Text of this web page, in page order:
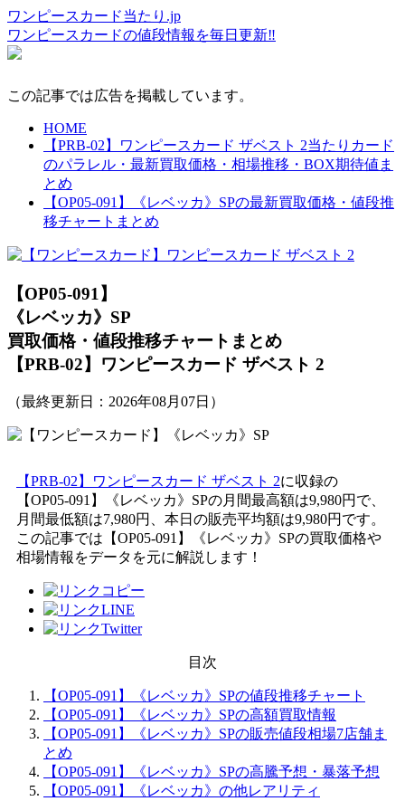
ワンピースカード当たり.jp
ワンピースカードの値段情報を毎日更新‼
この記事では広告を掲載しています。
HOME
【PRB-02】ワンピースカード ザベスト 2当たりカード
のパラレル・最新買取価格・相場推移・BOX期待値ま
とめ
【OP05-091】《レベッカ》SPの最新買取価格・値段推
移チャートまとめ
【OP05-091】
《レベッカ》SP
買取価格・値段推移チャートまとめ
【PRB-02】ワンピースカード ザベスト 2
（最終更新日： 2026年08月07日 ）
【PRB-02】ワンピースカード ザベスト 2に収録の
【OP05-091】《レベッカ》SPの月間最高額は9,980円で、
月間最低額は7,980円、本日の販売平均額は9,980円です。
この記事では【OP05-091】《レベッカ》SPの買取価格や
相場情報をデータを元に解説します！
目次
【OP05-091】《レベッカ》SPの値段推移チャート
【OP05-091】《レベッカ》SPの高額買取情報
【OP05-091】《レベッカ》SPの販売値段相場7店舗ま
とめ
【OP05-091】《レベッカ》SPの高騰予想・暴落予想
【OP05-091】《レベッカ》の他レアリティ